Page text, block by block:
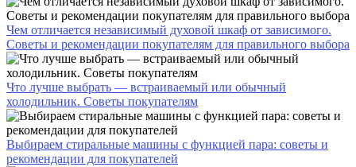
Чем отличается независимый духовой шкаф от зависимого.
Советы и рекомендации покупателям для правильного выбора
Что лучше выбрать — встраиваемый или обычный
холодильник. Советы покупателям
Выбираем стиральные машины с функцией пара: советы и
рекомендации для покупателей